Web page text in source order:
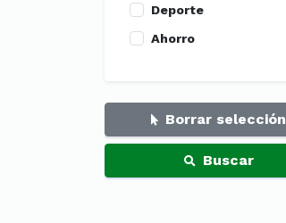
Deporte
Ahorro
Borrar selección
Buscar